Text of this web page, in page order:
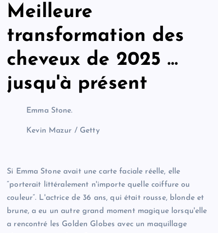
Meilleure
transformation des
cheveux de 2025 …
jusqu'à présent
Emma Stone.
Kevin Mazur / Getty
Si Emma Stone avait une carte faciale réelle, elle
“porterait littéralement n'importe quelle coiffure ou
couleur”. L'actrice de 36 ans, qui était rousse, blonde et
brune, a eu un autre grand moment magique lorsqu'elle
a rencontré les Golden Globes avec un maquillage